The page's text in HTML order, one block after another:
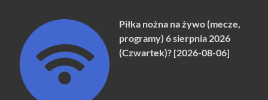
Piłka nożna na żywo (mecze,
programy) 6 sierpnia 2026
(Czwartek)? [2026-08-06]